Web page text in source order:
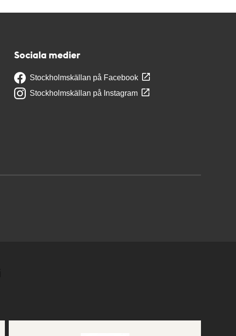
Sociala medier
Stockholmskällan på Facebook
Stockholmskällan på Instagram